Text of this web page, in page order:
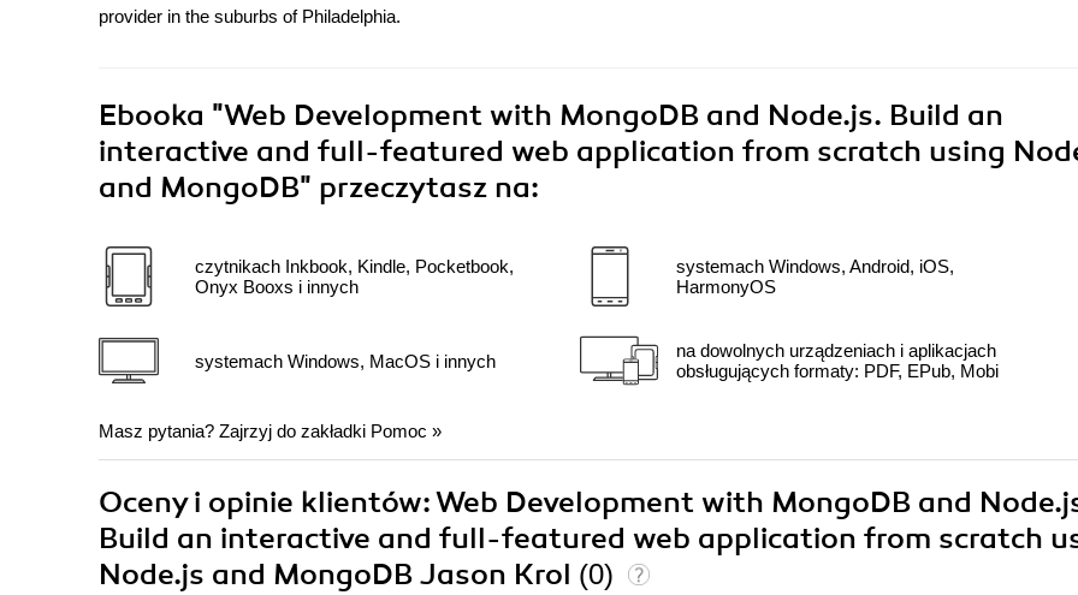
provider in the suburbs of Philadelphia.
Ebooka "Web Development with MongoDB and Node.js. Build an
interactive and full-featured web application from scratch using
and MongoDB" przeczytasz na:
czytnikach Inkbook, Kindle, Pocketbook,
Onyx Booxs i innych
systemach Windows, MacOS i innych
systemach Windows, Android, iOS,
HarmonyOS
na dowolnych urządzeniach i aplikacjach
obsługujących formaty: PDF, EPub, Mobi
Masz pytania? Zajrzyj do zakładki Pomoc »
Oceny i opinie klientów: Web Development with MongoDB and
Build an interactive and full-featured web application from scratch
Node.js and MongoDB Jason Krol (0)